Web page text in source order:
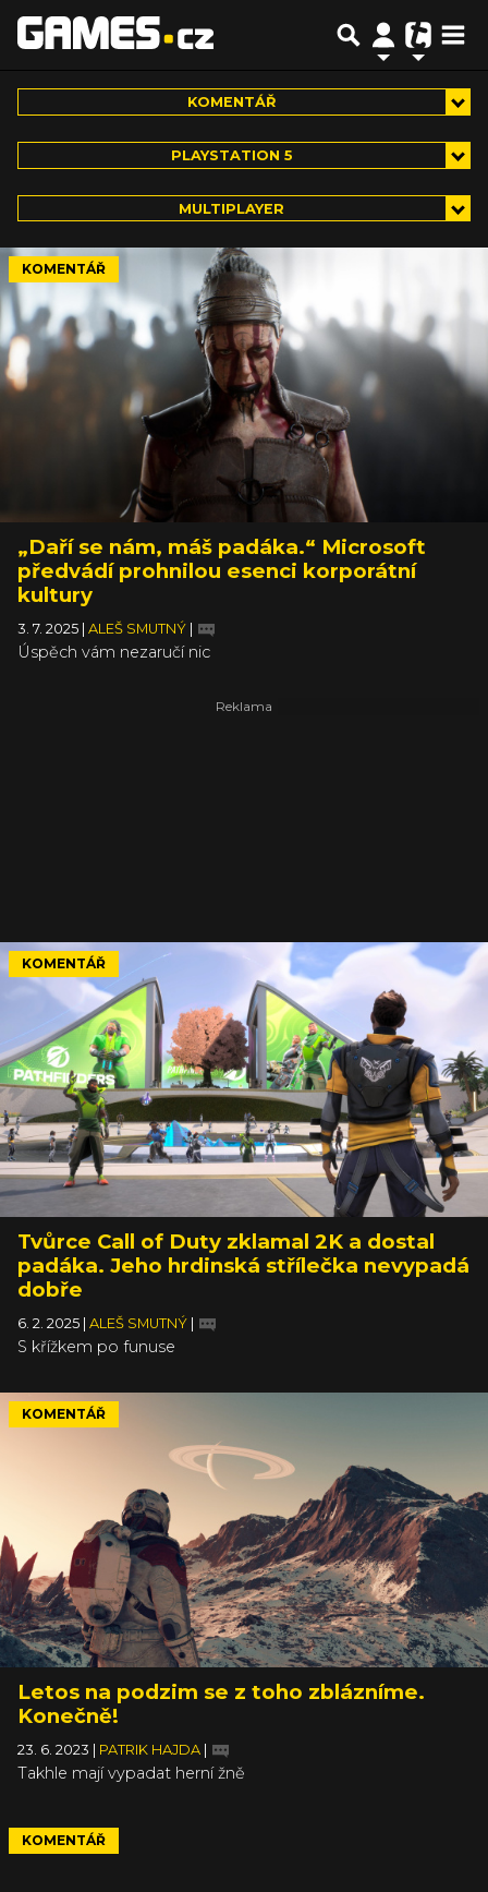
KOMENTÁŘ
PLAYSTATION 5
MULTIPLAYER
KOMENTÁŘ
„Daří se nám, máš padáka.“ Microsoft
předvádí prohnilou esenci korporátní
kultury
3. 7. 2025 ALEŠ SMUTNÝ
Úspěch vám nezaručí nic
KOMENTÁŘ
Tvůrce Call of Duty zklamal 2K a dostal
padáka. Jeho hrdinská střílečka nevypadá
dobře
6. 2. 2025 ALEŠ SMUTNÝ
S křížkem po funuse
KOMENTÁŘ
Letos na podzim se z toho zblázníme.
Konečně!
23. 6. 2023 PATRIK HAJDA
Takhle mají vypadat herní žně
KOMENTÁŘ